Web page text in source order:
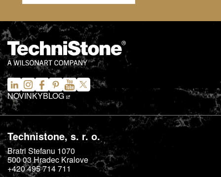
NOVINKYBLOG
Technistone, s. r. o.
Bratri Stefanu 1070
500 03Hradec Kralove
+420 495 714 711